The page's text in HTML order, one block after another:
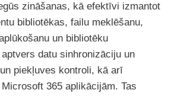
zināšanas, kā efektīvi izmantot
bibliotēkas, failu meklēšanu,
un bibliotēku
datu sinhronizāciju un
piekļuves kontroli, kā arī
365 aplikācijām. Tas